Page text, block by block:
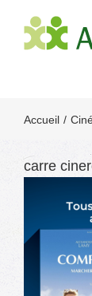
contenu
Accueil
carre